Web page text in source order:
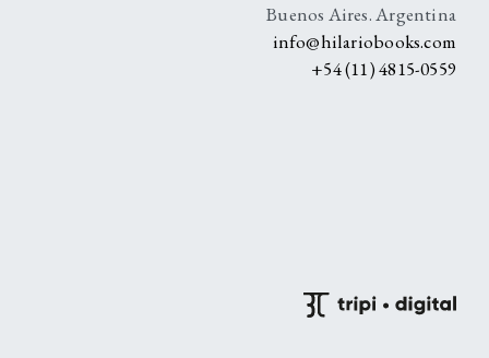
Buenos Aires. Argentina
info@hilariobooks.com
+54 (11) 4815-0559